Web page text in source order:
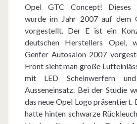
Opel GTC Concept! Dieses
wurde im Jahr 2007 auf dem
vorgestellt. Der E ist ein
deutschen Herstellers Opel,
Genfer Autosalon 2007
Front sieht man große
mit LED Scheinwerfern
Ausseneinsatz. Bei der Studie
das neue Opel Logo präsentiert.
hatte hinten schwarze